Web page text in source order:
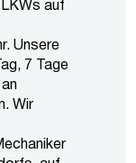
auf
Unsere
7 Tage
Wir